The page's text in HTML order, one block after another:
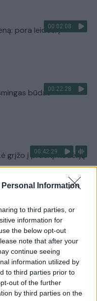
Personal Information
to third parties, or
information for
the below opt-out
note that after your
continue seeing
information utilized by
to third parties prior to
out of the further
by third parties on the
00:02:08
pora leidosi į
00:22:28
būdas
00:42:29
grįžo į praeitį: kodėl jų
00:00:30